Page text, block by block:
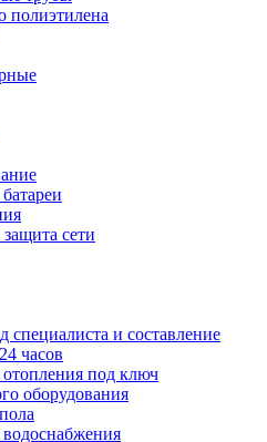
полиэтилена
сети
специалиста и составление
часов
под ключ
оборудования